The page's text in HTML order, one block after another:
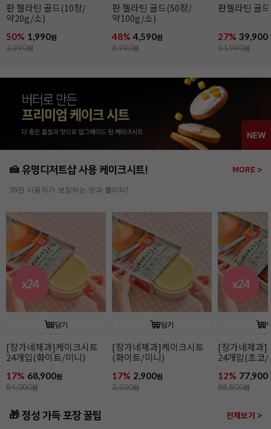
판 젤라틴 골드(10장/
약20g/소)
50% 1,990원
3,990원
판 젤라틴 골드(50장/
약100g/소)
48% 4,590원
8,990원
판젤라틴 골
27% 39,900
54,990원
🍰 유명디저트샵 사용 케이크시트! MORE >
36만 사용자가 보장하는 맛과 퀄리티!
담기
[장가네제과]케이크시트
24개입(화이트/미니)
17% 68,900원
84,000원
담기
[장가네제과]케이크시트
(화이트/미니)
17% 2,900원
3,500원
[장가네제과]
24개입(초코/
12% 77,900
88,800원
🎁 정성 가득 포장 꿀팁 전체보기 >